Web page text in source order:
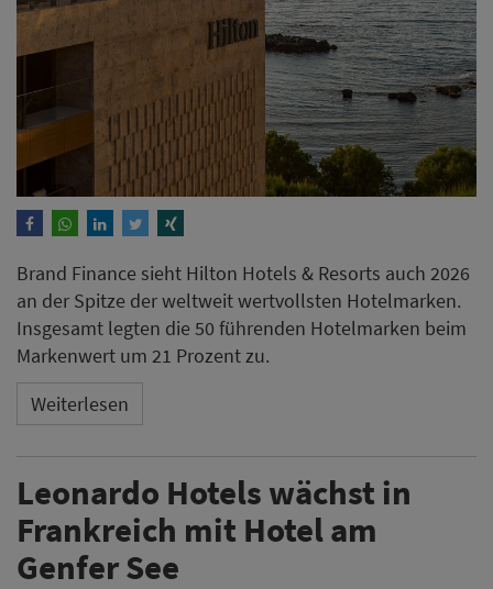
Brand Finance sieht Hilton Hotels & Resorts auch 2026
an der Spitze der weltweit wertvollsten Hotelmarken.
Insgesamt legten die 50 führenden Hotelmarken beim
Markenwert um 21 Prozent zu.
Weiterlesen
Leonardo Hotels wächst in
Frankreich mit Hotel am
Genfer See